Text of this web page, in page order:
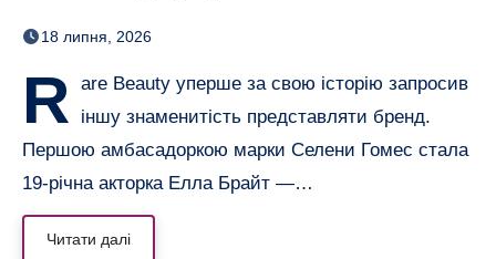
Елла Брайт
18 липня, 2026
R are Beauty уперше за свою історію запросив
іншу знаменитість представляти бренд.
Першою амбасадоркою марки Селени Гомес стала
19-річна акторка Елла Брайт —…
Читати далі